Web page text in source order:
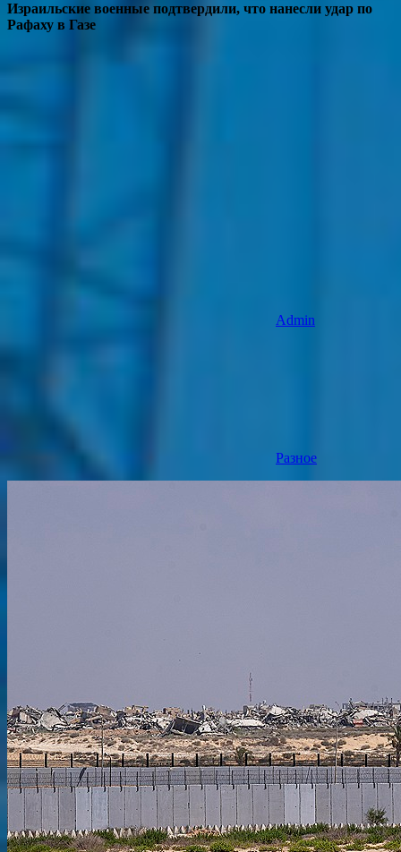
Израильские военные подтвердили, что нанесли удар по
Рафаху в Газе
Admin
Разное